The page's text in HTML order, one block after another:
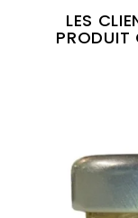
LES
PRODUIT